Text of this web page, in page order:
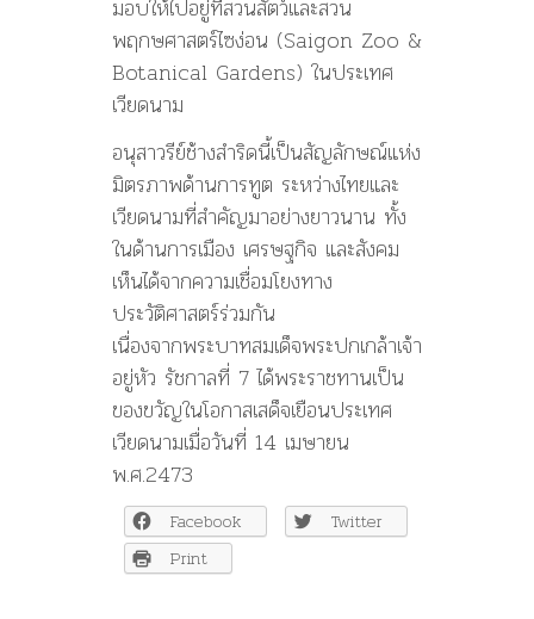
มอบให้ไปอยู่ที่สวนสัตว์และสวน
พฤกษศาสตร์ไซง่อน (Saigon Zoo &
Botanical Gardens) ในประเทศ
เวียดนาม
อนุสาวรีย์ช้างสำริดนี้เป็นสัญลักษณ์แห่ง
มิตรภาพด้านการทูต ระหว่างไทยและ
เวียดนามที่สำคัญมาอย่างยาวนาน ทั้ง
ในด้านการเมือง เศรษฐกิจ และสังคม
เห็นได้จากความเชื่อมโยงทาง
ประวัติศาสตร์ร่วมกัน
เนื่องจากพระบาทสมเด็จพระปกเกล้าเจ้า
อยู่หัว รัชกาลที่ 7 ได้พระราชทานเป็น
ของขวัญในโอกาสเสด็จเยือนประเทศ
เวียดนามเมื่อวันที่ 14 เมษายน
พ.ศ.2473
Facebook
Twitter
Print